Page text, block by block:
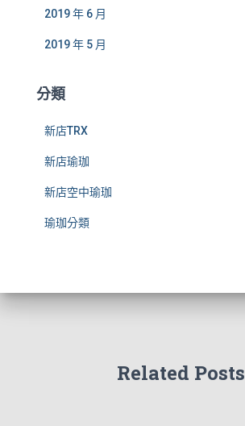
2019 年 6 月
2019 年 5 月
分類
新店TRX
新店瑜珈
新店空中瑜珈
瑜珈分類
Related Posts